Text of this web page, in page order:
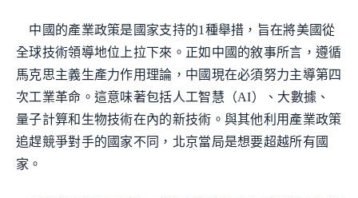
中國的產業政策是國家支持的1種舉措，旨在將美國從
全球技術領導地位上拉下來。正如中國的敘事所言，遵循
馬克思主義生產力作用理論，中國現在必須努力主導第四
次工業革命。這意味著包括人工智慧（AI）、大數據、
量子計算和生物技術在內的新技術。與其他利用產業政策
追趕競爭對手的國家不同，北京當局是想要超越所有國
家。